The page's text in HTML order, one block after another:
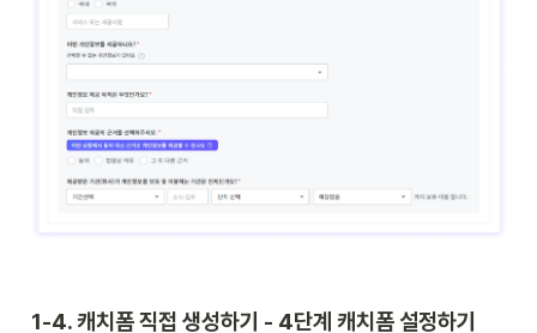
1-4. 캐치폼 직접 생성하기 - 4단계 캐치폼 설정하기